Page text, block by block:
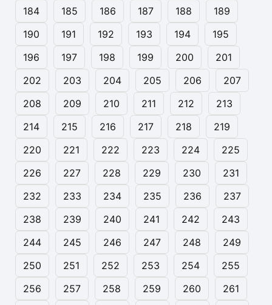
184
185 186 187 188
189
190
191 192 193 194
195
196
197 198 199 200
201
202
203 204 205 206
207
208
209 210 211 212
213
214
215 216 217 218
219
220
221 222 223 224
225
226
227 228 229 230
231
232
233 234 235 236
237
238
239 240 241 242
243
244
245 246 247 248
249
250
251 252 253 254
255
256
257 258 259 260
261